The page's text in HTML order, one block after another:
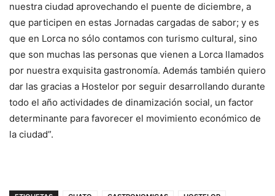
nuestra ciudad aprovechando el puente de diciembre, a
que participen en estas Jornadas cargadas de sabor; y es
que en Lorca no sólo contamos con turismo cultural, sino
que son muchas las personas que vienen a Lorca llamados
por nuestra exquisita gastronomía. Además también quiero
dar las gracias a Hostelor por seguir desarrollando durante
todo el año actividades de dinamización social, un factor
determinante para favorecer el movimiento económico de
la ciudad”.